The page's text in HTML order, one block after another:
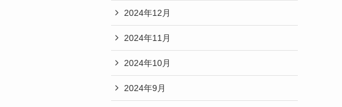
2024年12月
2024年11月
2024年10月
2024年9月